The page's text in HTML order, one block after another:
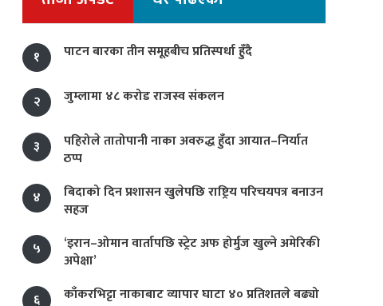
१ पाटन बारका तीन समूहबीच प्रतिस्पर्धा हुँदै
२ जुम्लामा ४८ करोड राजस्व संकलन
३
पहिरोले तातोपानी नाका अवरुद्ध हुँदा आयात–निर्यात
ठप्प
४
बिदाको दिन प्रशासन खुलेपछि राष्ट्रिय परिचयपत्र बनाउन
सहज
५
‘इरान–ओमान वार्तापछि स्ट्रेट अफ होर्मुज खुल्ने अमेरिकी
अपेक्षा’
६
काँकरभिट्टा नाकाबाट व्यापार घाटा ४० प्रतिशतले बढ्यो